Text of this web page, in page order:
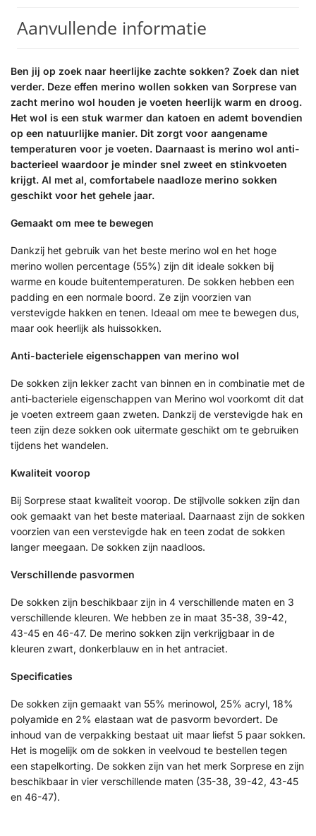
Aanvullende informatie
Ben jij op zoek naar heerlijke zachte sokken? Zoek dan niet
verder. Deze effen merino wollen sokken van Sorprese van
zacht merino wol houden je voeten heerlijk warm en droog.
Het wol is een stuk warmer dan katoen en ademt bovendien
op een natuurlijke manier. Dit zorgt voor aangename
temperaturen voor je voeten. Daarnaast is merino wol anti-
bacterieel waardoor je minder snel zweet en stinkvoeten
krijgt. Al met al, comfortabele naadloze merino sokken
geschikt voor het gehele jaar.
Gemaakt om mee te bewegen
Dankzij het gebruik van het beste merino wol en het hoge
merino wollen percentage (55%) zijn dit ideale sokken bij
warme en koude buitentemperaturen. De sokken hebben een
padding en een normale boord. Ze zijn voorzien van
verstevigde hakken en tenen. Ideaal om mee te bewegen dus,
maar ook heerlijk als huissokken.
Anti-bacteriele eigenschappen van merino wol
De sokken zijn lekker zacht van binnen en in combinatie met de
anti-bacteriele eigenschappen van Merino wol voorkomt dit dat
je voeten extreem gaan zweten. Dankzij de verstevigde hak en
teen zijn deze sokken ook uitermate geschikt om te gebruiken
tijdens het wandelen.
Kwaliteit voorop
Bij Sorprese staat kwaliteit voorop. De stijlvolle sokken zijn dan
ook gemaakt van het beste materiaal. Daarnaast zijn de sokken
voorzien van een verstevigde hak en teen zodat de sokken
langer meegaan. De sokken zijn naadloos.
Verschillende pasvormen
De sokken zijn beschikbaar zijn in 4 verschillende maten en 3
verschillende kleuren. We hebben ze in maat 35-38, 39-42,
43-45 en 46-47. De merino sokken zijn verkrijgbaar in de
kleuren zwart, donkerblauw en in het antraciet.
Specificaties
De sokken zijn gemaakt van 55% merinowol, 25% acryl, 18%
polyamide en 2% elastaan wat de pasvorm bevordert. De
inhoud van de verpakking bestaat uit maar liefst 5 paar sokken.
Het is mogelijk om de sokken in veelvoud te bestellen tegen
een stapelkorting. De sokken zijn van het merk Sorprese en zijn
beschikbaar in vier verschillende maten (35-38, 39-42, 43-45
en 46-47).